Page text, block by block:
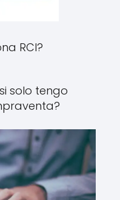
RCI?
solo tengo